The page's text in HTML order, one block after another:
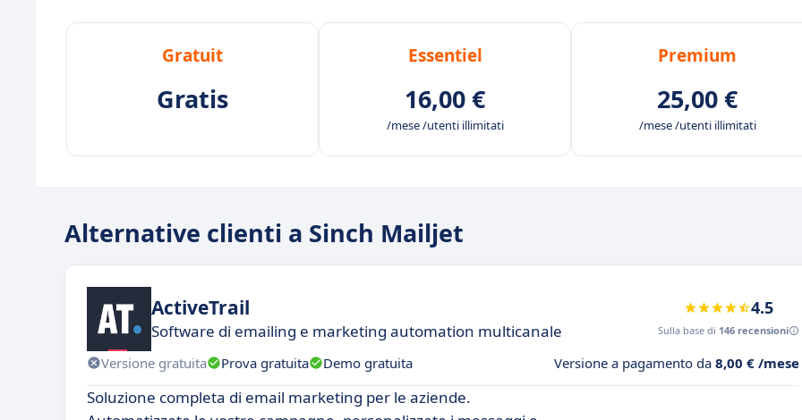
Gratuit
Gratis
Essentiel
16,00 €
/mese /utenti illimitati
Premium
25,00 €
/mese /utenti illimitati
Alternative clienti a Sinch Mailjet
ActiveTrail
Software di emailing e marketing automation multicanale
4.5
Sulla base di 146 recensioni
Versione gratuita Prova gratuita Demo gratuita Versione a pagamento da 8,00 € /mese
Soluzione completa di email marketing per le aziende.